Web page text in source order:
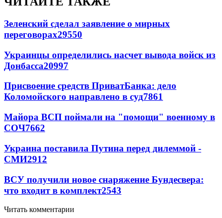
Зеленский сделал заявление о мирных
переговорах29550
Украинцы определились насчет вывода войск из
Донбасса20997
Присвоение средств ПриватБанка: дело
Коломойского направлено в суд7861
Майора ВСП поймали на "помощи" военному в
СОЧ7662
Украина поставила Путина перед дилеммой -
СМИ2912
ВСУ получили новое снаряжение Бундесвера:
что входит в комплект2543
Читать комментарии